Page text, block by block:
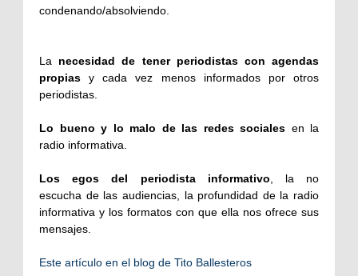
condenando/absolviendo.
La necesidad de tener periodistas conagendas
propias y cada vez menos informados por otros
periodistas.
Lo bueno y lo malo de las redes sociales en la
radio informativa.
Los egos del periodista informativo, la no
escucha de las audiencias, la profundidad de la radio
informativa y los formatos con que ella nos ofrece sus
mensajes.
Este artículo en el blog de Tito Ballesteros